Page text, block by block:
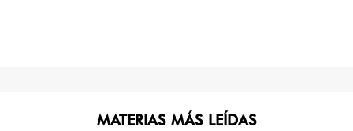
MATERIAS MÁS LEÍDAS